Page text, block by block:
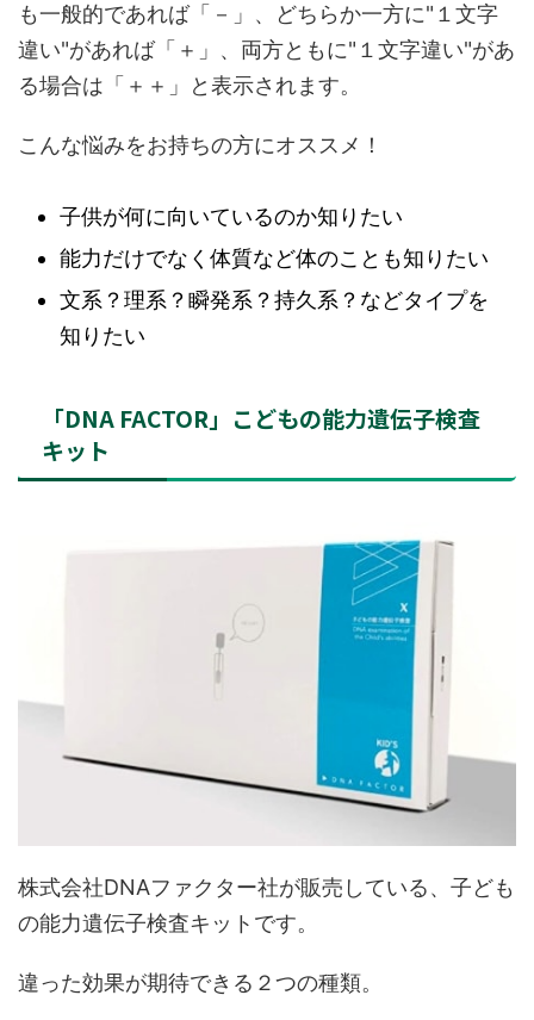
も一般的であれば「－」、どちらか一方に"１文字
違い"があれば「＋」、両方ともに"１文字違い"があ
る場合は「＋＋」と表示されます。
こんな悩みをお持ちの方にオススメ！
子供が何に向いているのか知りたい
能力だけでなく体質など体のことも知りたい
文系？理系？瞬発系？持久系？などタイプを
知りたい
「DNA FACTOR」こどもの能力遺伝子検査
キット
株式会社DNAファクター社が販売している、子ども
の能力遺伝子検査キットです。
違った効果が期待できる２つの種類。